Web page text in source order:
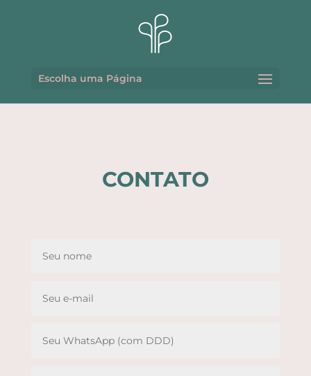
Escolha uma Página
CONTATO